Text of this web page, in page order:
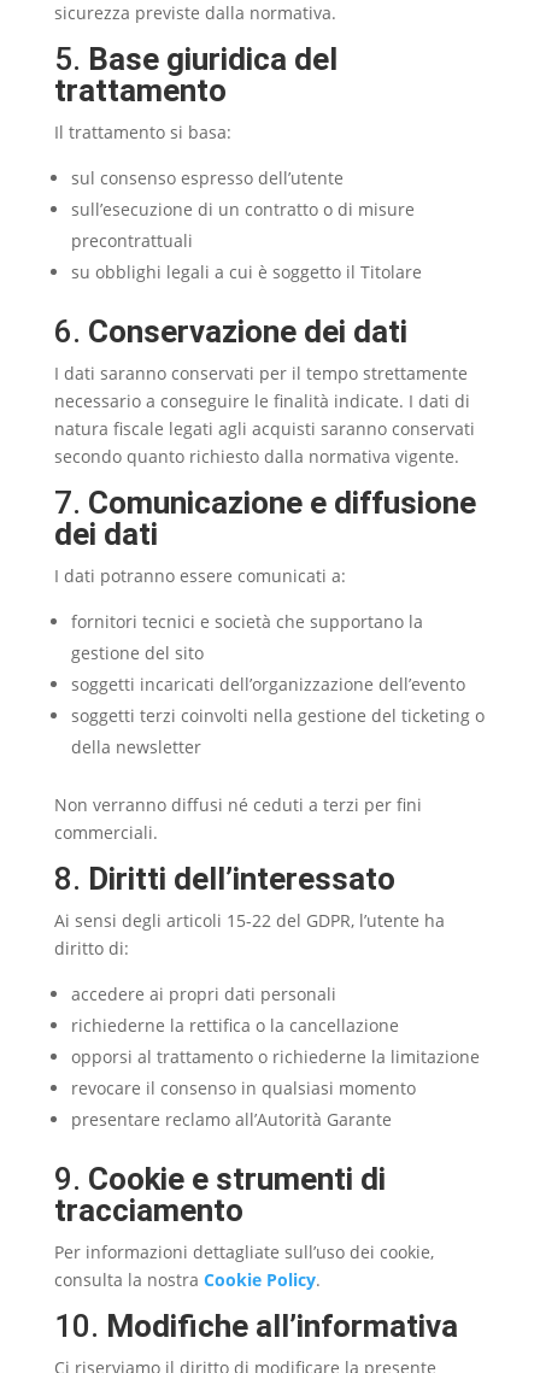
sicurezza previste dalla normativa.
5. Base giuridica del
trattamento
Il trattamento si basa:
sul consenso espresso dell’utente
sull’esecuzione di un contratto o di misure
precontrattuali
su obblighi legali a cui è soggetto il Titolare
6. Conservazione dei dati
I dati saranno conservati per il tempo strettamente
necessario a conseguire le finalità indicate. I dati di
natura fiscale legati agli acquisti saranno conservati
secondo quanto richiesto dalla normativa vigente.
7. Comunicazione e diffusione
dei dati
I dati potranno essere comunicati a:
fornitori tecnici e società che supportano la
gestione del sito
soggetti incaricati dell’organizzazione dell’evento
soggetti terzi coinvolti nella gestione del ticketing o
della newsletter
Non verranno diffusi né ceduti a terzi per fini
commerciali.
8. Diritti dell’interessato
Ai sensi degli articoli 15-22 del GDPR, l’utente ha
diritto di:
accedere ai propri dati personali
richiederne la rettifica o la cancellazione
opporsi al trattamento o richiederne la limitazione
revocare il consenso in qualsiasi momento
presentare reclamo all’Autorità Garante
9. Cookie e strumenti di
tracciamento
Per informazioni dettagliate sull’uso dei cookie,
consulta la nostra Cookie Policy.
10. Modifiche all’informativa
Ci riserviamo il diritto di modificare la presente